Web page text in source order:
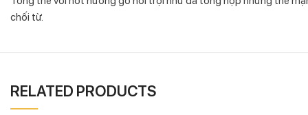
chối từ.
RELATED PRODUCTS